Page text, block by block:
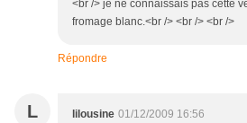
<br /> je ne connaissais pas cette
fromage blanc.<br /> <br /> <br />
Répondre
L lilousine 01/12/2009 16:56